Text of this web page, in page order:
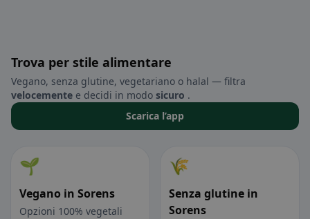
Trova per stile alimentare
Vegano, senza glutine, vegetariano o halal — filtra
velocemente e decidi in modo sicuro .
Scarica l’app
🌱
Vegano in Sorens
Opzioni 100% vegetali
🌾
Senza glutine in
Sorens